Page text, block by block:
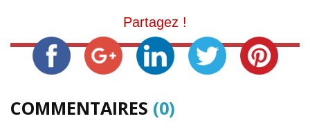
Partagez !
COMMENTAIRES (0)